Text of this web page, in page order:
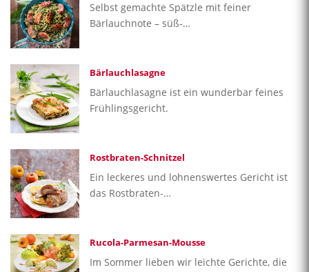
Selbst gemachte Spätzle mit feiner
Bärlauchnote – süß-…
Bärlauchlasagne
Bärlauchlasagne ist ein wunderbar feines
Frühlingsgericht.
Rostbraten-Schnitzel
Ein leckeres und lohnenswertes Gericht ist
das Rostbraten-…
Rucola-Parmesan-Mousse
Im Sommer lieben wir leichte Gerichte, die